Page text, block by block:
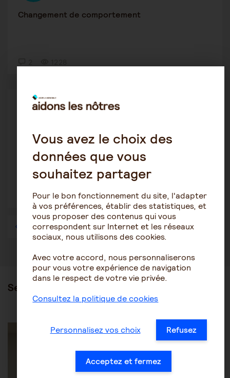
Changement de comportement
1752
1 … 18 19 20 21 22 23 24 … 36
Ses articles
Category:
Vous avez le choix des
données que vous
souhaitez partager
Pour le bon fonctionnement du site, l'adapter
à vos préférences, établir des statistiques, et
vous proposer des contenus qui vous
correspondent sur Internet et les réseaux
sociaux, nous utilisons des cookies.
Avec votre accord, nous personnaliserons
pour vous votre expérience de navigation
dans le respect de votre vie privée.
Consultez la politique de cookies
Personnalisez vos choix Refusez
Acceptez et fermez